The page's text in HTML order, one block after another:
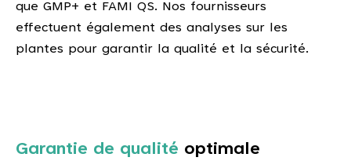
que GMP+ et FAMI QS. Nos fournisseurs
effectuent également des analyses sur les
plantes pour garantir la qualité et la sécurité.
Garantie de qualité optimale